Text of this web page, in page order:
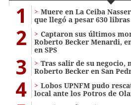
1
Muere en La Ceiba
que llegó a pesar 630 libras
2
Captaron sus últimos
Roberto Becker Menardi​​​,
en SPS
3
Tras salir de su negocio,
Roberto Becker en San
4
Lobos UPNFM pudo
local ante los Potros de